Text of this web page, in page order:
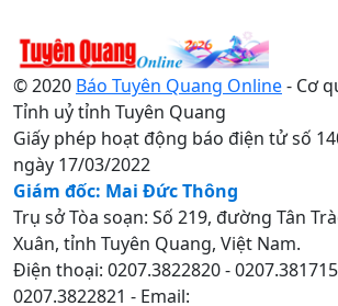
© 2020 Báo Tuyên Quang Online- Cơ
Tỉnh uỷ tỉnh Tuyên Quang
Giấy phép hoạt động báo điện tử số
ngày 17/03/2022
Giám đốc: Mai Đức Thông
Trụ sở Tòa soạn: Số 219, đường Tân
Xuân, tỉnh Tuyên Quang, Việt Nam.
Điện thoại: 0207.3822820 -
0207.3822821 - Email: